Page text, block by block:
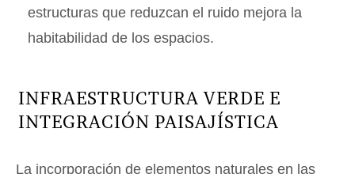
estructuras que reduzcan el ruido mejora la
habitabilidad de los espacios.
INFRAESTRUCTURA VERDE E
INTEGRACIÓN PAISAJÍSTICA
La incorporación de elementos naturales en las